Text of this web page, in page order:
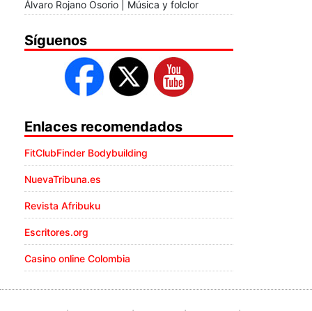
Álvaro Rojano Osorio | Música y folclor
Síguenos
Enlaces recomendados
FitClubFinder Bodybuilding
NuevaTribuna.es
Revista Afribuku
Escritores.org
Casino online Colombia